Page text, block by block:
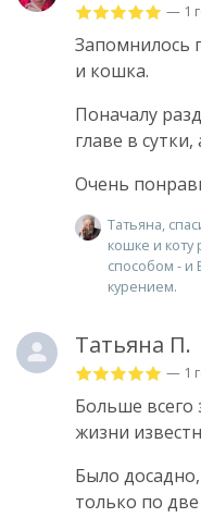
— 1
Запомнилось
и кошка.
Поначалу
главе в
Очень
Татьяна,
кошке и
способом - и
курением.
Татьяна П.
— 1
Больше
жизни
Было
только по